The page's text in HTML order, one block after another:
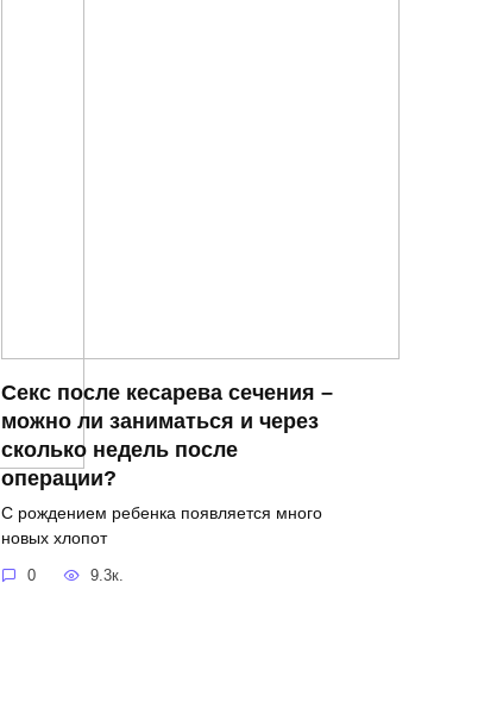
Секс после кесарева сечения –
можно ли заниматься и через
сколько недель после
операции?
С рождением ребенка появляется много
новых хлопот
0 9.3к.